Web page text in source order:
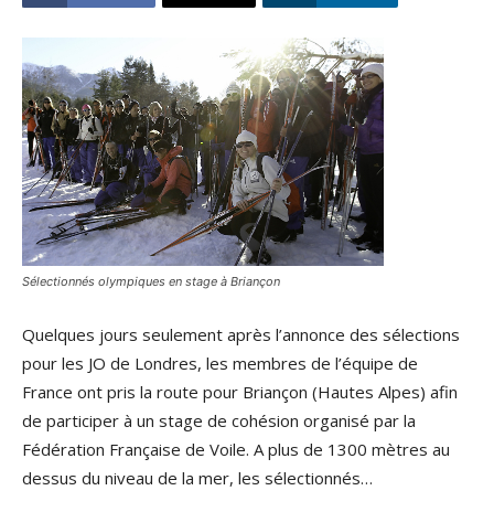
Sélectionnés olympiques en stage à Briançon
Quelques jours seulement après l’annonce des sélections
pour les JO de Londres, les membres de l’équipe de
France ont pris la route pour Briançon (Hautes Alpes) afin
de participer à un stage de cohésion organisé par la
Fédération Française de Voile. A plus de 1300 mètres au
dessus du niveau de la mer, les sélectionnés…